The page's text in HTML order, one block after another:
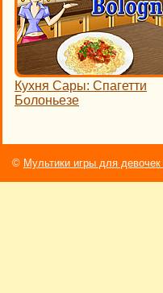
Кухня Сары: Спагетти
Болоньезе
© Мультики игры для